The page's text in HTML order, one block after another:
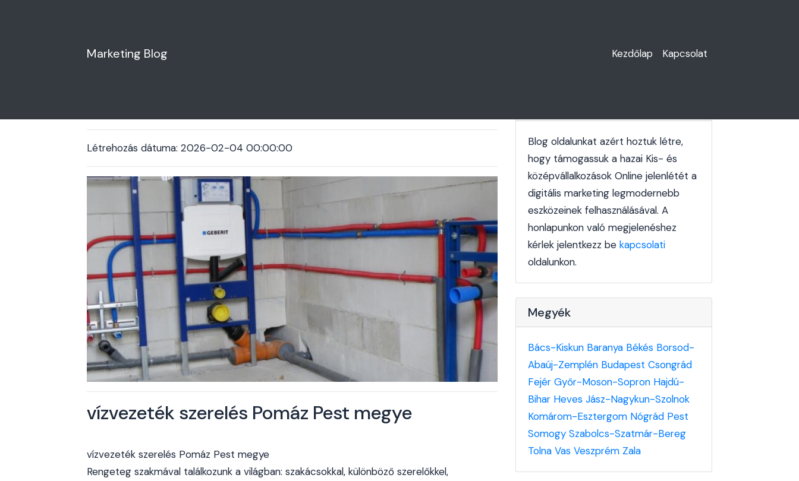
Marketing Blog Kezdőlap Kapcsolat
Létrehozás dátuma: 2026-02-04 00:00:00
vízvezeték szerelés Pomáz Pest megye
vízvezeték szerelés Pomáz Pest megye
Rengeteg szakmával találkozunk a világban: szakácsokkal, különböző szerelőkkel,
Blog oldalunkat azért hoztuk létre,
hogy támogassuk a hazai Kis- és
középvállalkozások Online jelenlétét a
digitális marketing legmodernebb
eszközeinek felhasználásával. A
honlapunkon való megjelenéshez
kérlek jelentkezz bekapcsolati
oldalunkon.
Megyék
Bács-Kiskun Baranya Békés Borsod-
Abaúj-Zemplén BudapestCsongrád
FejérGyőr-Moson-Sopron Hajdú-
Bihar HevesJász-Nagykun-Szolnok
Komárom-Esztergom Nógrád Pest
SomogySzabolcs-Szatmár-Bereg
TolnaVasVeszprém Zala